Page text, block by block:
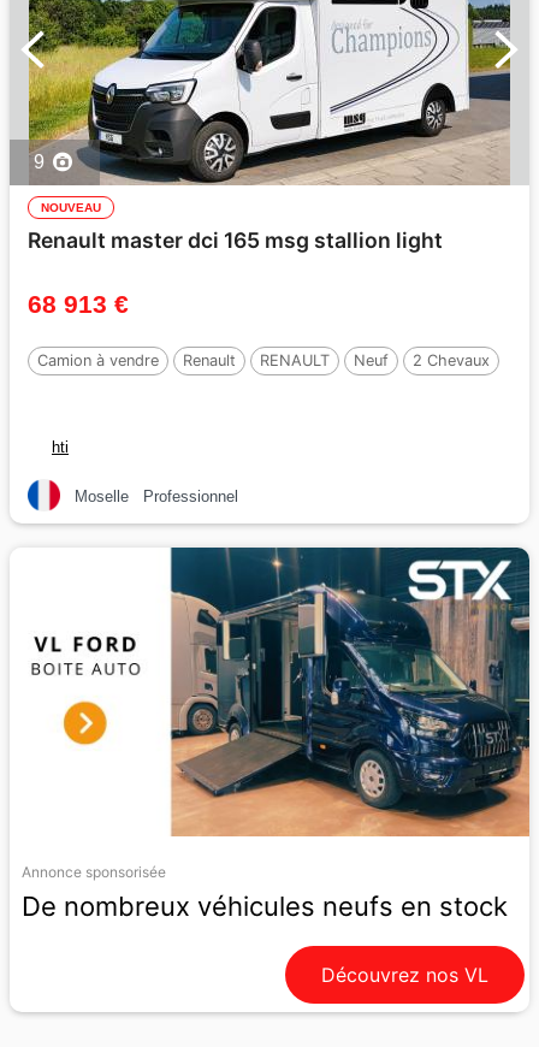
9
NOUVEAU
Renault master dci 165 msg stallion light
68 913 €
Camion à vendre Renault RENAULT Neuf 2 Chevaux
hti
Moselle Professionnel
Annonce sponsorisée
De nombreux véhicules neufs en stock
Découvrez nos VL